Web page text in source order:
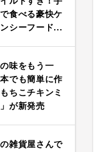
食べる豪快ケ
シーフード...
味をもう一
でも簡単に作
ちこチキンミ
が新発売
雑貨屋さんで